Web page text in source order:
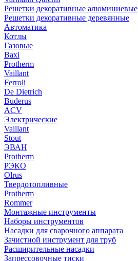
Решетки декоративные алюминиевые
Решетки декоративные деревянные
Автоматика
Котлы
Газовые
Baxi
Protherm
Vaillant
Ferroli
De Dietrich
Buderus
ACV
Электрические
Vaillant
Stout
ЭВАН
Protherm
РЭКО
Olrus
Твердотопливные
Protherm
Rommer
Монтажные инструменты
Наборы инструментов
Насадки для сварочного аппарата
Зачистной инструмент для труб
Расширительные насадки
Запрессовочные тиски